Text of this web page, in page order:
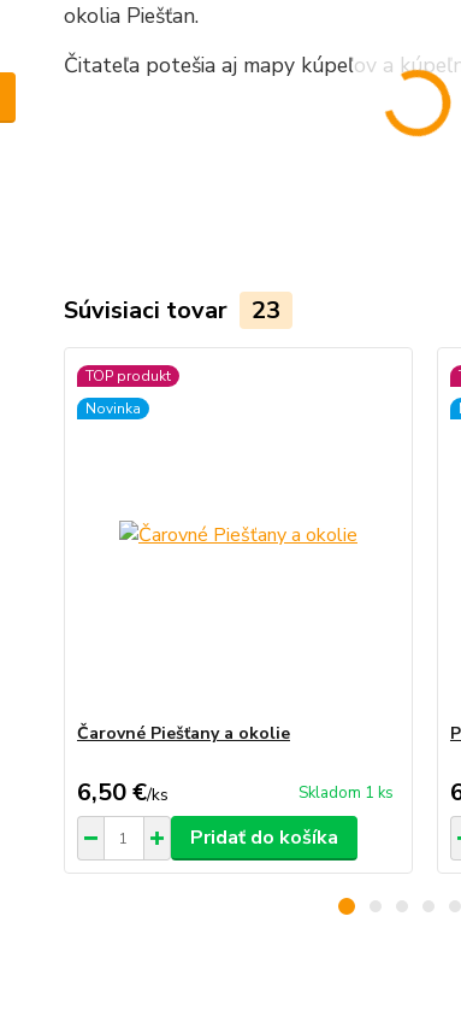
okolia Piešťan.
Čitateľa potešia aj mapy kúpeľov a
Súvisiaci tovar 23
TOP produkt
Novinka
Čarovné Piešťany a okolie
6,50 €/ks Skladom 1 ks
Pridať do košíka